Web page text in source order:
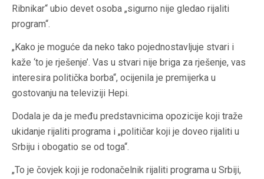
Ribnikar“ ubio devet osoba „sigurno nije gledao rijaliti
program“.
„Kako je moguće da neko tako pojednostavljuje stvari i
kaže ‘to je rješenje’. Vas u stvari nije briga za rješenje, vas
interesira politička borba“, ocijenila je premijerka u
gostovanju na televiziji Hepi.
Dodala je da je među predstavnicima opozicije koji traže
ukidanje rijaliti programa i „političar koji je doveo rijaliti u
Srbiju i obogatio se od toga“.
„To je čovjek koji je rodonačelnik rijaliti programa u Srbiji,